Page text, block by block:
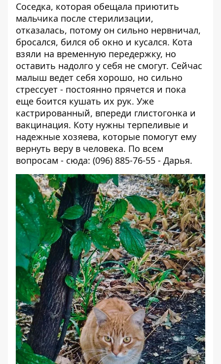
Соседка, которая обещала приютить
мальчика после стерилизации,
отказалась, потому он сильно нервничал,
бросался, бился об окно и кусался. Кота
взяли на временную передержку, но
оставить надолго у себя не смогут. Сейчас
малыш ведет себя хорошо, но сильно
стрессует - постоянно прячется и пока
еще боится кушать их рук. Уже
кастрированный, впереди глистогонка и
вакцинация. Коту нужны терпеливые и
надежные хозяева, которые помогут ему
вернуть веру в человека. По всем
вопросам - сюда: (096) 885-76-55 - Дарья.